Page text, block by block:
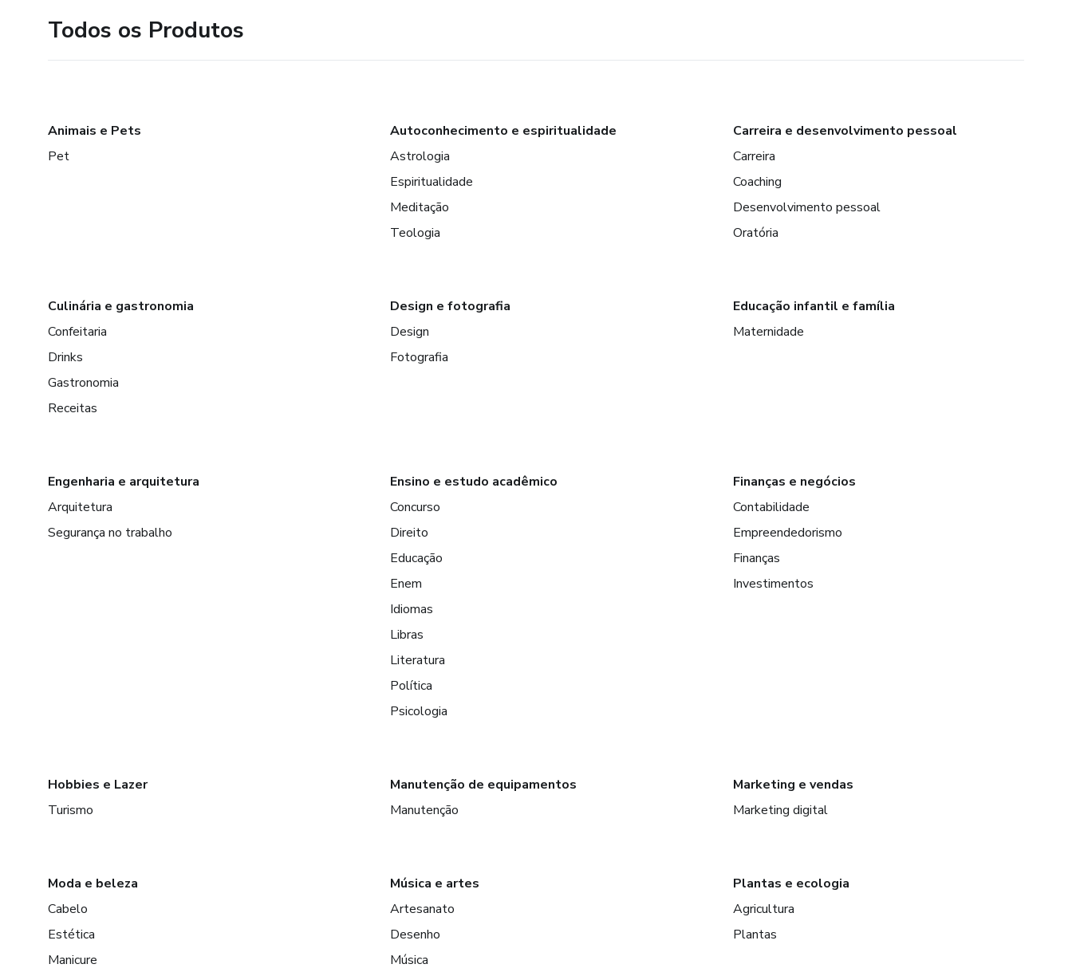
Todos os Produtos
Animais e Pets
Pet
Autoconhecimento e espiritualidade
Astrologia
Espiritualidade
Meditação
Teologia
Carreira e desenvolvimento pessoal
Carreira
Coaching
Desenvolvimento pessoal
Oratória
Culinária e gastronomia
Confeitaria
Drinks
Gastronomia
Receitas
Design e fotografia
Design
Fotografia
Educação infantil e família
Maternidade
Engenharia e arquitetura
Arquitetura
Segurança no trabalho
Ensino e estudo acadêmico
Concurso
Direito
Educação
Enem
Idiomas
Libras
Literatura
Política
Psicologia
Finanças e negócios
Contabilidade
Empreendedorismo
Finanças
Investimentos
Hobbies e Lazer
Turismo
Manutenção de equipamentos
Manutenção
Marketing e vendas
Marketing digital
Moda e beleza
Cabelo
Estética
Manicure
Música e artes
Artesanato
Desenho
Música
Plantas e ecologia
Agricultura
Plantas